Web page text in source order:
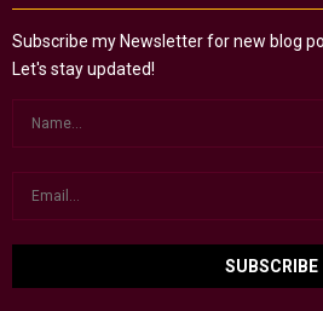
Subscribe my Newsletter for new blog
Let's stay updated!